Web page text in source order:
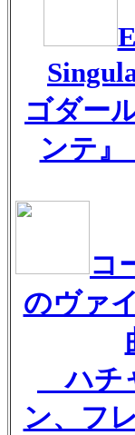
ゴダー
ンテ』
コ
のヴァ
ハチ
ン、フ